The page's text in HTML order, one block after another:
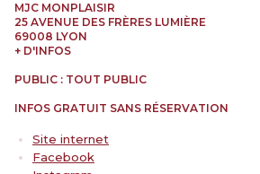
EXPÉRIENCES
RENCONTRES &
MJC MONPLAISIR
25 AVENUE DES FRÈRES LUMIÈRE
69008 LYON
+ D'INFOS
PUBLIC : TOUT PUBLIC
INFOS GRATUIT SANS RÉSERVATION
Site internet
Facebook